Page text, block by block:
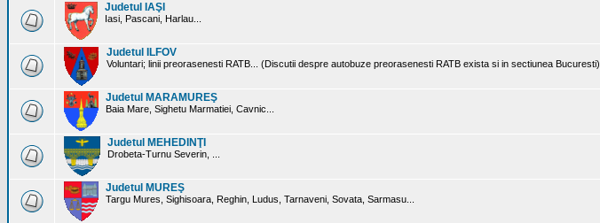
Judetul IAŞI
Iasi, Pascani, Harlau...
Judetul ILFOV
Voluntari; linii preorasenesti RATB... (Discutii despre autobuze preorasenesti RATB exista si in sectiunea Bucuresti)
Judetul MARAMUREŞ
Baia Mare, Sighetu Marmatiei, Cavnic...
Judetul MEHEDINŢI
Drobeta-Turnu Severin, ...
Judetul MUREŞ
Targu Mures, Sighisoara, Reghin, Ludus, Tarnaveni, Sovata, Sarmasu...